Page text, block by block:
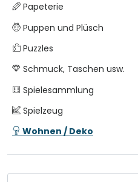
Papeterie
Puppen und Plüsch
Puzzles
Schmuck, Taschen usw.
Spielesammlung
Spielzeug
Wohnen / Deko